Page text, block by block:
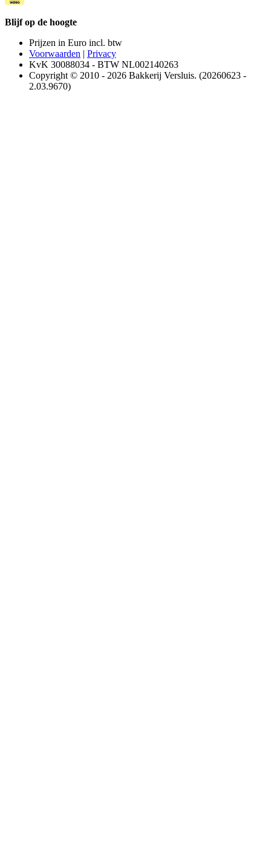
Blijf op de hoogte
Prijzen in Euro incl. btw
Voorwaarden | Privacy
KvK 30088034 - BTW NL002140263
Copyright © 2010 - 2026 Bakkerij Versluis. (20260623 -
2.03.9670)